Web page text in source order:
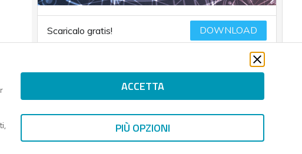
Scaricalo gratis! DOWNLOAD
ACCETTA
PIÙ OPZIONI
Cookie Center